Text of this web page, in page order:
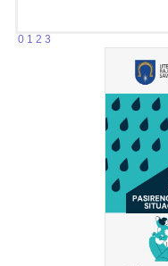
0 1 2 3